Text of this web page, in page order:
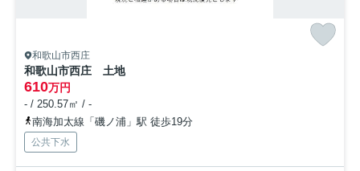
和歌山市西庄
和歌山市西庄 土地
610万円
- / 250.57㎡ / -
南海加太線「磯ノ浦」駅 徒歩19分
公共下水